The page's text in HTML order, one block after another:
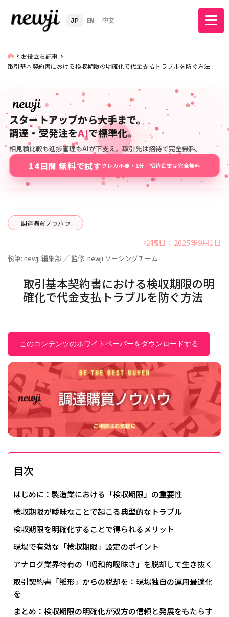
JP EN 中文
お役立ち記事
取引基本契約書における検収期限の明確化で代金支払トラブルを防ぐ方法
スタートアップから大手まで。
調達・受発注をAIで標準化。
相見積比較も進捗管理もAIが下支え。取引先は招待で完全無料。
14日間 無料で試す クレカ不要・1分／招待企業は完全無料
調達購買ノウハウ
投稿日：2025年9月1日
執筆: newji 編集部 ／ 監修: newji ソーシングチーム
取引基本契約書における検収期限の明
確化で代金支払トラブルを防ぐ方法
このコンテンツのホワイトペーパーをダウンロードする
目次
はじめに：製造業における「検収期限」の重要性
検収期限が曖昧なことで起こる典型的なトラブル
検収期限を明確化することで得られるメリット
現場で有効な「検収期限」設定のポイント
アナログ業界特有の「昭和的曖昧さ」を脱却して生き抜く
取引契約書「雛形」からの脱却を：現場独自の運用最適化
を
まとめ：検収期限の明確化が双方の信頼と発展をもたらす